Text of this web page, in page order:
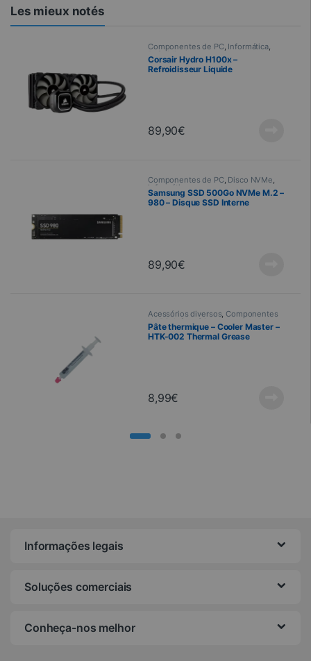
Les mieux notés
Componentes de PC Informática,
Refroidissement
Corsair Hydro H100x –
Refroidisseur Liquide
89,90€
Componentes de PC, Disco NVMe,
Informática
Samsung SSD 500Go NVMe M.2 –
980 – Disque SSD Interne
89,90€
Acessórios diversos, Componentes
de PC , Informática
Pâte thermique – Cooler Master –
HTK-002 Thermal Grease
8,99€
Informações legais
Soluções comerciais
Conheça-nos melhor